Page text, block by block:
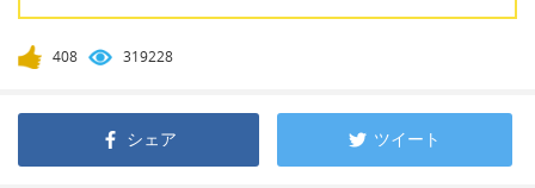
408 319228
シェア ツイート